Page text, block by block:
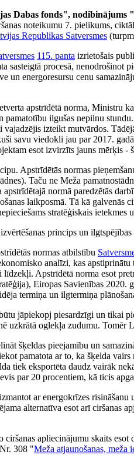
Dabas fonds", nodibinājums
noteikumu 7. pielikums,
Republikas Satversmes
115. panta izrietošais
sasteigtā procesā,
un energoresursu cenu
apstrīdētā norma, Ministru
pamatotību ilgušas nepilnu
izteikt mutvārdos.
savu viedokli jau par 2017.
esot izvirzīts jauns mērķis -
Apstrīdētās normas
Taču ne Meža
normā paredzētās
laikposmā. Tā kā galvenās
stratēģiskais
princips un
normas atbilstību
analīzi, kas
līdzekļi. Apstrīdētā norma esot
Eiropas Savienības
termiņa un ilgtermiņa
jāpiekopj piesardzīgi un tikai
uzkrātā oglekļa zudumu.
šķeldas pieejamību un
pamatota ar to, ka šķelda
tiek eksportēta daudz vairāk
par 20 procentiem, kā ticis
ar energokrīzes risināšanu
alternatīva esot arī ciršanas
ciršanas apliecinājumu skaits
308 "Meža atjaunošanas, meža